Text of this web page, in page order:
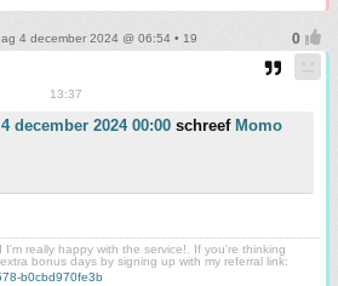
4 december 2024 @ 06:54 • 19
13:37
december 2024 00:00 schreef Momo
really happy with the service!. If you're thinking
bonus days by signing up with my referral link:
b0cbd970fe3b